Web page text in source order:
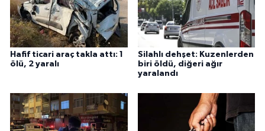
Hafif ticari araç takla attı: 1
ölü, 2 yaralı
Silahlı dehşet: Kuzenlerden
biri öldü, diğeri ağır
yaralandı